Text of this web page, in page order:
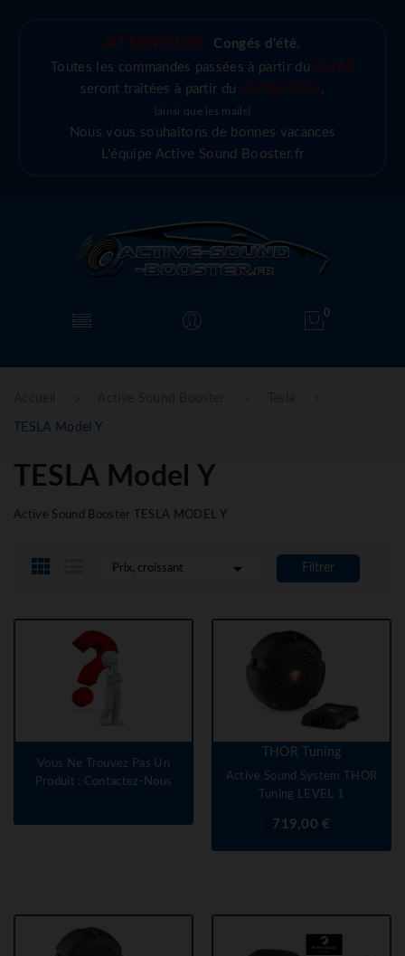
ATTENTION : Congés d'été,
Toutes les commandes passées à partir du 03/08
seront traitées à partir du 25/08/2026.
(ainsi que les mails)
Nous vous souhaitons de bonnes vacances
L'équipe Active Sound Booster.fr
0
TESLA Model Y
TESLA Model Y
Active Sound Booster TESLA MODEL Y
Prix, croissant  Filtrer
Vous Ne Trouvez Pas Un
Produit : Contactez-Nous
THOR Tuning
Active Sound System THOR
Tuning LEVEL 1
Prix
719,00 €